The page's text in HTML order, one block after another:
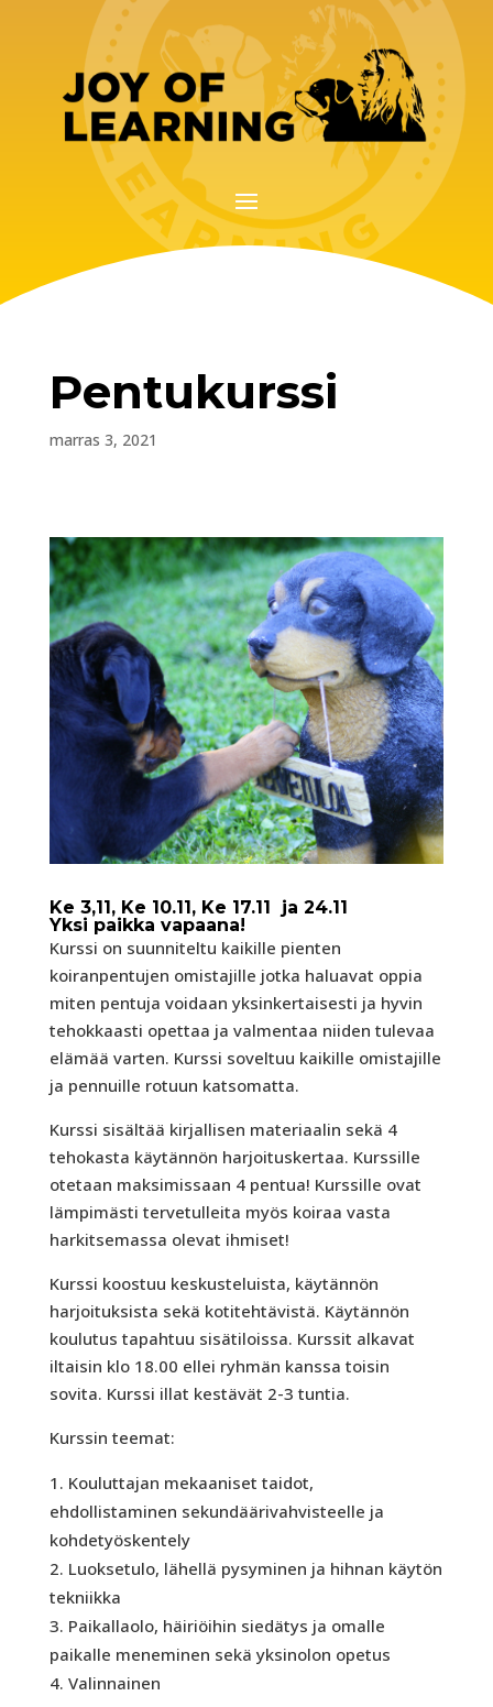
Pentukurssi
marras 3, 2021
Ke 3,11, Ke 10.11, Ke 17.11 ja 24.11
Yksi paikka vapaana!
Kurssi on suunniteltu kaikille pienten
koiranpentujen omistajille jotka haluavat oppia
miten pentuja voidaan yksinkertaisesti ja hyvin
tehokkaasti opettaa ja valmentaa niiden tulevaa
elämää varten. Kurssi soveltuu kaikille omistajille
ja pennuille rotuun katsomatta.
Kurssi sisältää kirjallisen materiaalin sekä 4
tehokasta käytännön harjoituskertaa. Kurssille
otetaan maksimissaan 4 pentua! Kurssille ovat
lämpimästi tervetulleita myös koiraa vasta
harkitsemassa olevat ihmiset!
Kurssi koostuu keskusteluista, käytännön
harjoituksista sekä kotitehtävistä. Käytännön
koulutus tapahtuu sisätiloissa. Kurssit alkavat
iltaisin klo 18.00 ellei ryhmän kanssa toisin
sovita. Kurssi illat kestävät 2-3 tuntia.
Kurssin teemat:
Kouluttajan mekaaniset taidot,
ehdollistaminen sekundäärivahvisteelle ja
kohdetyöskentely
Luoksetulo, lähellä pysyminen ja hihnan käytön
tekniikka
Paikallaolo, häiriöihin siedätys ja omalle
paikalle meneminen sekä yksinolon opetus
Valinnainen